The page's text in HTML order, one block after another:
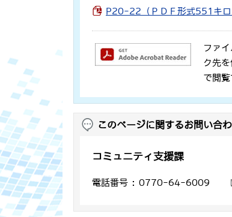
P20-22（ＰＤＦ形式551キロ
ファ
ク先
で閲覧
このページに関するお問い合
コミュニティ支援課
電話番号 0770-64-6009